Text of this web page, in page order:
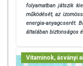
tartandó.
Az étrend-
szabályozás szerint
formában
kiegészítők kedvező
folyamatban játszik
működését, az
energia-anyagcserét.
általában biztonságos
Vitaminok, ásványi